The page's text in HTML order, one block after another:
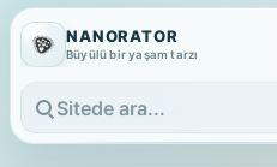
NANORATOR
Büyülü bir yaşam tarzı
Sitede ara